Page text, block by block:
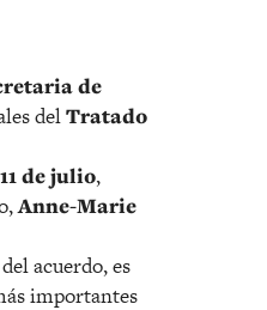
de
delTratado
11 de julio,
Anne-Marie
acuerdo, es
importantes